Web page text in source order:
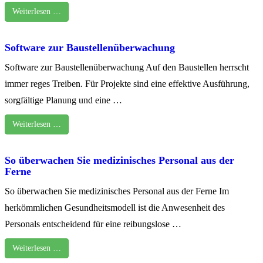
Weiterlesen …
Software zur Baustellenüberwachung
Software zur Baustellenüberwachung Auf den Baustellen herrscht
immer reges Treiben. Für Projekte sind eine effektive Ausführung,
sorgfältige Planung und eine …
Weiterlesen …
So überwachen Sie medizinisches Personal aus der
Ferne
So überwachen Sie medizinisches Personal aus der Ferne Im
herkömmlichen Gesundheitsmodell ist die Anwesenheit des
Personals entscheidend für eine reibungslose …
Weiterlesen …